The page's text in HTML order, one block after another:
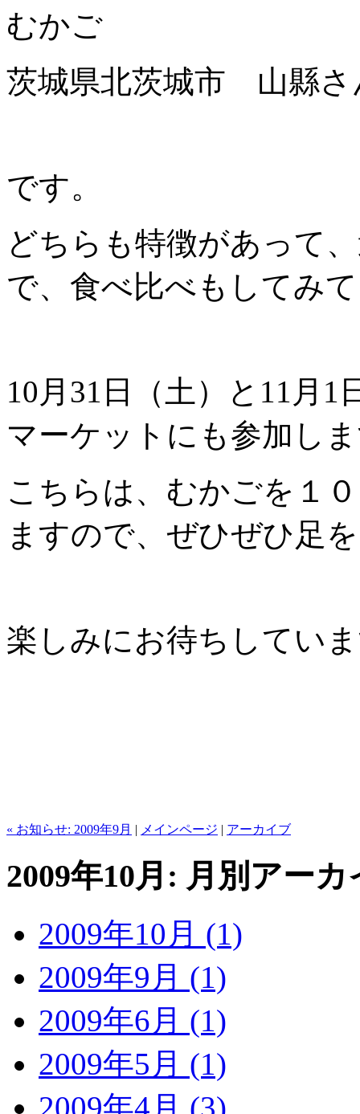
むかご
茨城県北茨城市 山縣さ
です。
どちらも特徴があって
で、食べ比べもしてみ
10月31日（土）と11月
マーケットにも参加し
こちらは、むかごを１
ますので、ぜひぜひ足
楽しみにお待ちしてい
« お知らせ: 2009年9月 | メインページ | アーカイブ
2009年10月: 月別アーカ
2009年10月 (1)
2009年9月 (1)
2009年6月 (1)
2009年5月 (1)